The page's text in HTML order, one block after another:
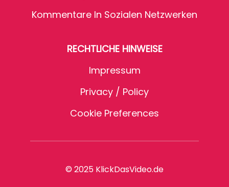
Kommentare In Sozialen Netzwerken
RECHTLICHE HINWEISE
Impressum
Privacy / Policy
Cookie Preferences
© 2025 KlickDasVideo.de